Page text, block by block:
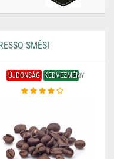
SMĚSI
ÚJDONSÁG KEDVEZMÉNY